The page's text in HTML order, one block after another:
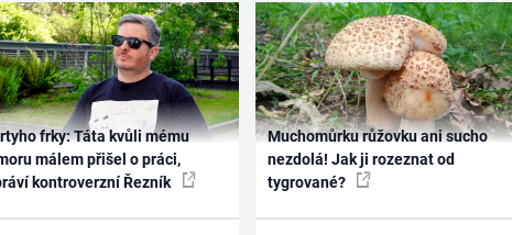
frky: Táta kvůli mému
málem přišel o práci,
kontroverzní Řezník
Muchomůrku růžovku ani sucho
nezdolá! Jak ji rozeznat od
tygrované?